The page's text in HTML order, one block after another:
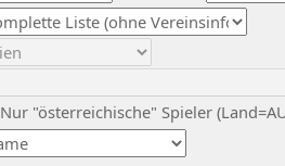
Nur "österreichische" Spieler